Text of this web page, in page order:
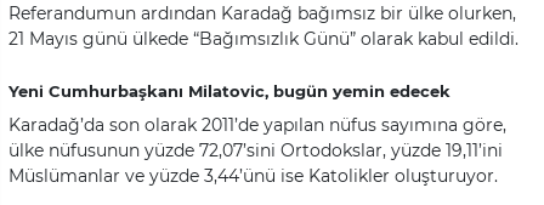
Referandumun ardından Karadağ bağımsız bir ülke olurken,
21 Mayıs günü ülkede “Bağımsızlık Günü” olarak kabul edildi.
Yeni Cumhurbaşkanı Milatovic, bugün yemin edecek
Karadağ’da son olarak 2011’de yapılan nüfus sayımına göre,
ülke nüfusunun yüzde 72,07’sini Ortodokslar, yüzde 19,11’ini
Müslümanlar ve yüzde 3,44’ünü ise Katolikler oluşturuyor.